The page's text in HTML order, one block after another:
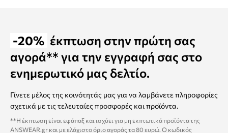
-20% έκπτωση στην πρώτη σας
αγορά** για την εγγραφή σας στο
ενημερωτικό μας δελτίο.
Γίνετε μέλος της κοινότητάς μας για να λαμβάνετε πληροφορίες
σχετικά με τις τελευταίες προσφορές και προϊόντα.
**Η έκπτωση είναι εφάπαξ και ισχύει για μη εκπτωτικά προϊόντα της
ANSWEAR.gr και με ελάχιστο όριο αγοράς τα 80 ευρώ. Ο κωδικός